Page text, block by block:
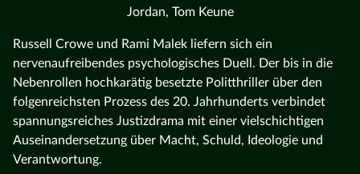
Jordan, Tom Keune
Russell Crowe und Rami Malek liefern sich ein
nervenaufreibendes psychologisches Duell. Der bis in die
Nebenrollen hochkarätig besetzte Politthriller über den
folgenreichsten Prozess des 20. Jahrhunderts verbindet
spannungsreiches Justizdrama mit einer vielschichtigen
Auseinandersetzung über Macht, Schuld, Ideologie und
Verantwortung.